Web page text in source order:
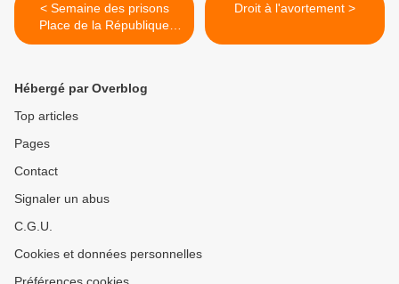
< Semaine des prisons
Place de la République
Angers
Droit à l'avortement >
Hébergé par Overblog
Top articles
Pages
Contact
Signaler un abus
C.G.U.
Cookies et données personnelles